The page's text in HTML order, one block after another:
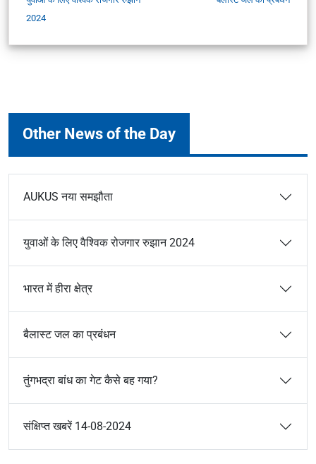
2024
Other News of the Day
AUKUS नया समझौता
युवाओं के लिए वैश्विक रोजगार रुझान 2024
भारत में हीरा क्षेत्र
बैलास्ट जल का प्रबंधन
तुंगभद्रा बांध का गेट कैसे बह गया?
संक्षिप्त खबरें 14-08-2024